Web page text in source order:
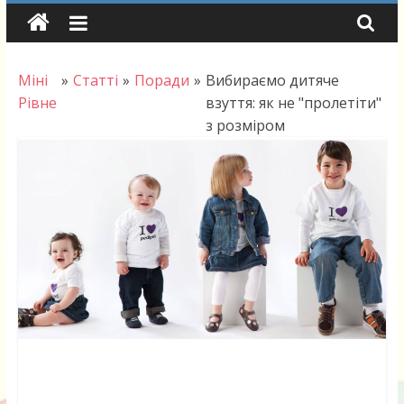
Skip
Міні
Рівне
» Статті » Поради » Вибираємо дитяче
взуття: як не "пролетіти"
з розміром